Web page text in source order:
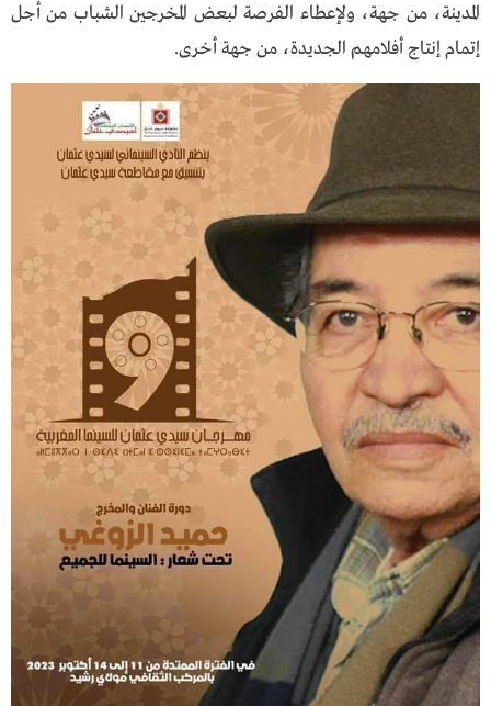
المدينة، من جهة، ولإعطاء الفرصة لبعض المخرجين الشباب من أجل
إتمام إنتاج أفلامهم الجديدة، من جهة أخرى.